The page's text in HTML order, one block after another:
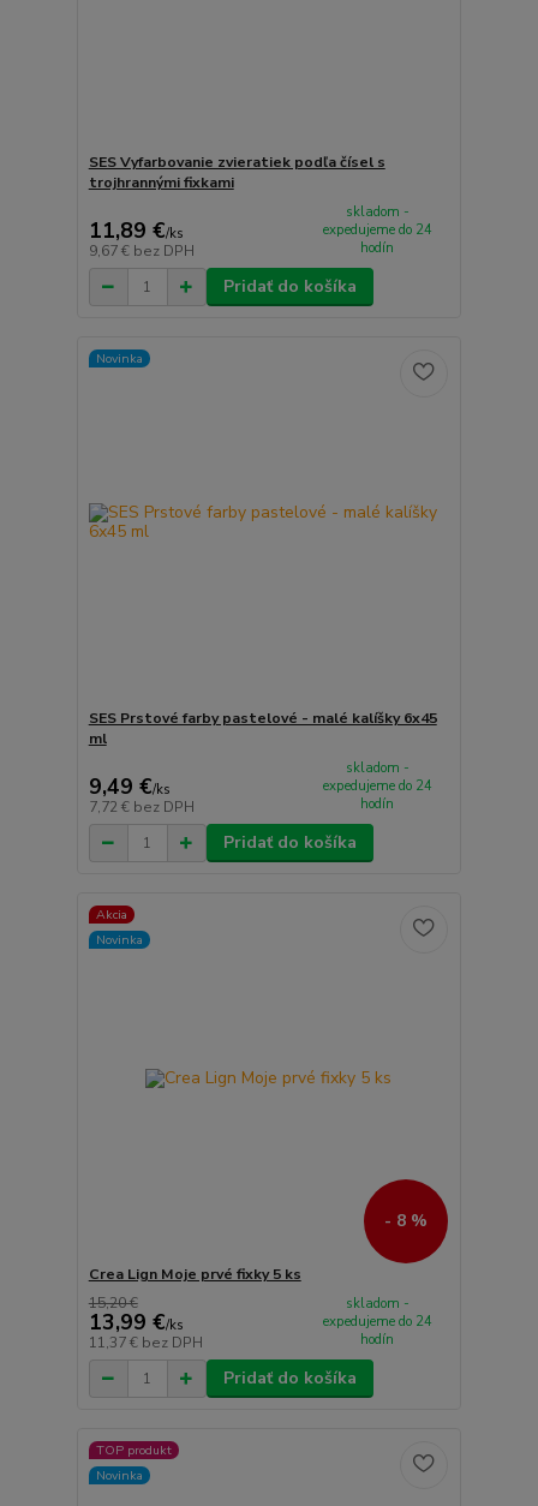
SES Vyfarbovanie zvieratiek podľa čísel s
trojhrannými fixkami
11,89 €/ks
9,67 € bez DPH
skladom -
expedujeme do 24
hodín
Pridať do košíka
Novinka
SES Prstové farby pastelové - malé kalíšky 6x45
ml
9,49 €/ks
7,72 € bez DPH
skladom -
expedujeme do 24
hodín
Pridať do košíka
Akcia
Novinka
- 8 %
Crea Lign Moje prvé fixky 5 ks
15,20 €
13,99 €/ks
11,37 € bez DPH
skladom -
expedujeme do 24
hodín
Pridať do košíka
TOP produkt
Novinka